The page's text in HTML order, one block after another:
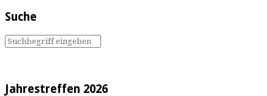
Suche
Jahrestreffen 2026